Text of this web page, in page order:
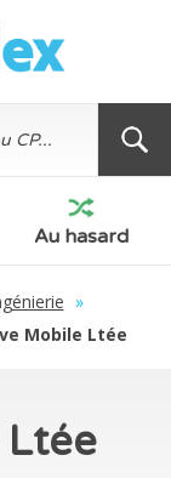
Au hasard
»
Mobile Ltée
Ltée